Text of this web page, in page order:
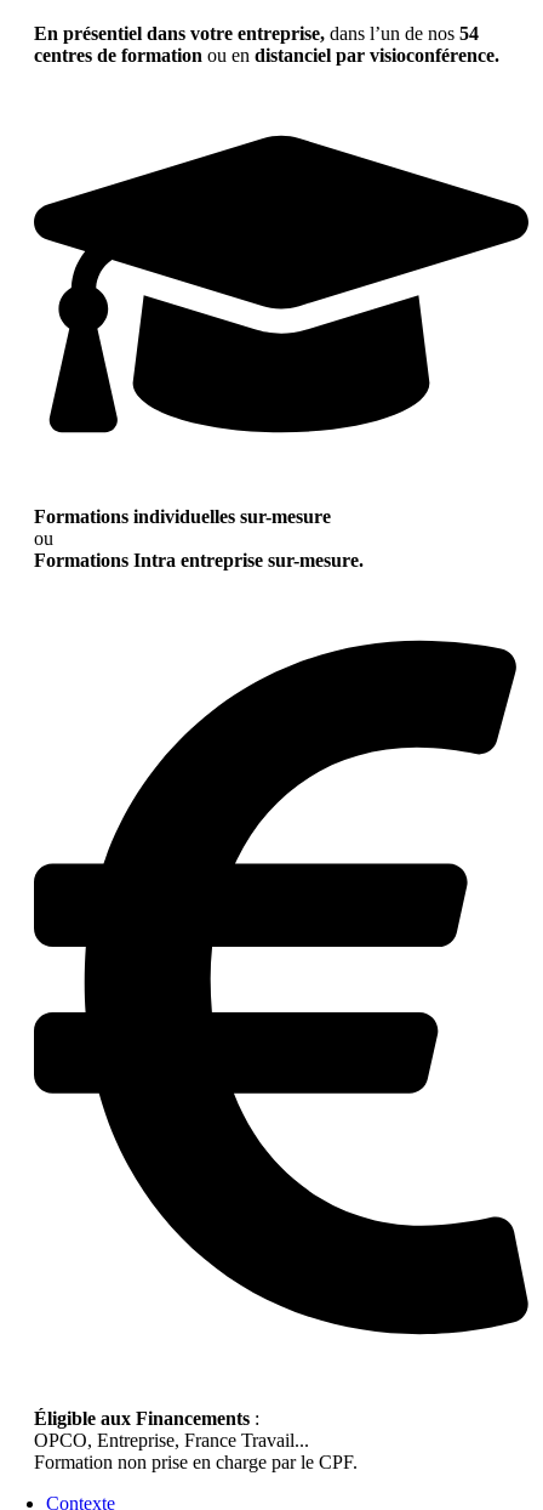
En présentiel dans votre entreprise, dans l’un de nos 54
centres de formation ou en distanciel par visioconférence.
Formations individuelles sur-mesure
ou
Formations Intra entreprise sur-mesure.
Éligible aux Financements :
OPCO, Entreprise, France Travail...
Formation non prise en charge par le CPF.
Contexte